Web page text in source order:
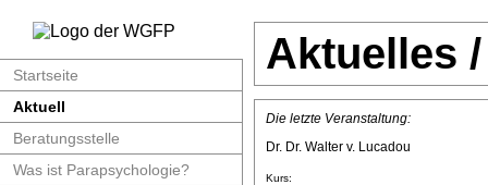
Startseite
Aktuell
Beratungsstelle
Was ist Parapsychologie?
Aktuelles
Die letzte Veranstaltung:
Dr. Dr. Walter v. Lucadou
Kurs: